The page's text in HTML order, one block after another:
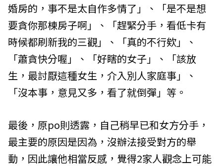
婚房的，事不是太自作多情了」、「是不是想
要貪你那棟房子啊」、「趕緊分手，看低卡有
時候都刷新我的三觀」、「真的不行欸」、
「蕭貪快分喔」、「好瞎的女子」、「該放
生，最討厭這種女生，介入別人家庭事」、
「沒本事，意見又多，看了就倒彈」等。
最後，原po則透露，自己稍早已和女方分手，
最主要的原因是因為，沒辦法接受對方的舉
動，因此讓他相當反感，覺得2家人觀念上可能